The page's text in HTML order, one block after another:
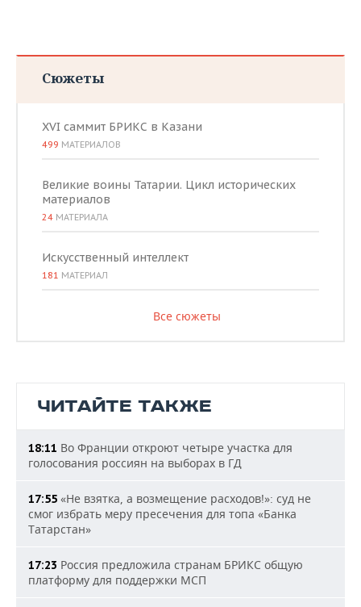
Сюжеты
XVI саммит БРИКС в Казани
499 МАТЕРИАЛОВ
Великие воины Татарии. Цикл исторических
материалов
24 МАТЕРИАЛА
Искусственный интеллект
181 МАТЕРИАЛ
Все сюжеты
ЧИТАЙТЕ ТАКЖЕ
18:11 Во Франции откроют четыре участка для
голосования россиян на выборах в ГД
17:55 «Не взятка, а возмещение расходов!»: суд не
смог избрать меру пресечения для топа «Банка
Татарстан»
17:23 Россия предложила странам БРИКС общую
платформу для поддержки МСП